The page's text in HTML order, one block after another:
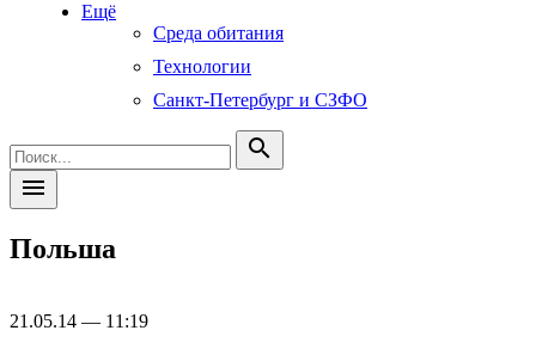
Ещё
Среда обитания
Технологии
Санкт-Петербург и СЗФО
search
menu
Польша
21.05.14 — 11:19